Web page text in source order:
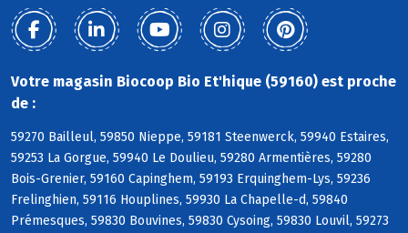
Votre magasin Biocoop Bio Et'hique (59160) est proche
de :
59270 Bailleul, 59850 Nieppe, 59181 Steenwerck, 59940 Estaires,
59253 La Gorgue, 59940 Le Doulieu, 59280 Armentières, 59280
Bois-Grenier, 59160 Capinghem, 59193 Erquinghem-Lys, 59236
Frelinghien, 59116 Houplines, 59930 La Chapelle-d, 59840
Prémesques, 59830 Bouvines, 59830 Cysoing, 59830 Louvil, 59273